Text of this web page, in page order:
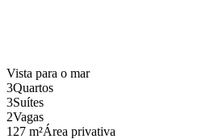
Vista para o mar
3Quartos
3Suítes
2Vagas
127 m²Área privativa